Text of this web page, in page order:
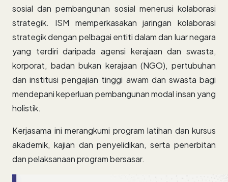
sosial dan pembangunan sosial menerusi kolaborasi
strategik. ISM memperkasakan jaringan kolaborasi
strategik dengan pelbagai entiti dalam dan luar negara
yang terdiri daripada agensi kerajaan dan swasta,
korporat, badan bukan kerajaan (NGO), pertubuhan
dan institusi pengajian tinggi awam dan swasta bagi
mendepani keperluan pembangunan modal insan yang
holistik.
Kerjasama ini merangkumi program latihan dan kursus
akademik, kajian dan penyelidikan, serta penerbitan
dan pelaksanaan program bersasar.